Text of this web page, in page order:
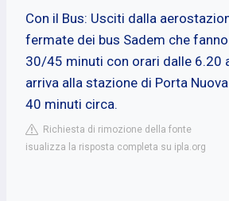
Con il Bus: Usciti dalla
fermate dei bus Sadem che
30/45 minuti con orari dalle 6.20
arriva alla stazione di Porta
40 minuti circa.
Richiesta di rimozione della fonte
isualizza la risposta completa su ipla.org